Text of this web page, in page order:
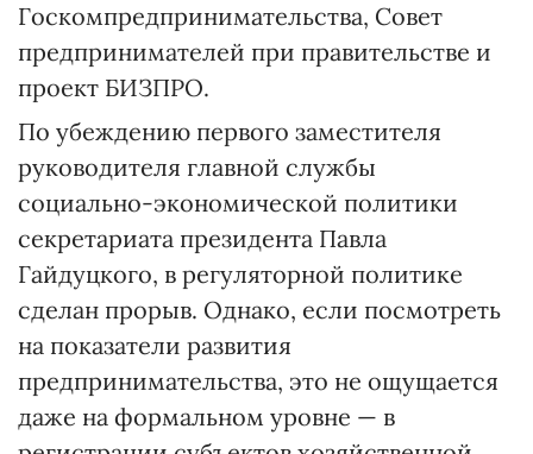
Госкомпредпринимательства, Совет
предпринимателей при правительстве и
проект БИЗПРО.
По убеждению первого заместителя
руководителя главной службы
социально-экономической политики
секретариата президента Павла
Гайдуцкого, в регуляторной политике
сделан прорыв. Однако, если посмотреть
на показатели развития
предпринимательства, это не ощущается
даже на формальном уровне — в